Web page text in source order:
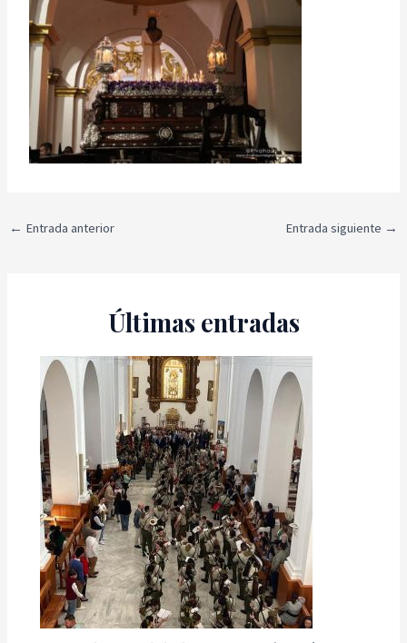
← Entrada anterior Entrada siguiente →
Últimas entradas